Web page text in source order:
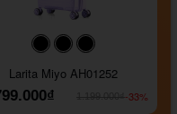
#000000#000000
Larita Miyo AH01252
-33%